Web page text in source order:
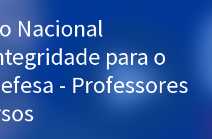
Nacional
para o
- Professores